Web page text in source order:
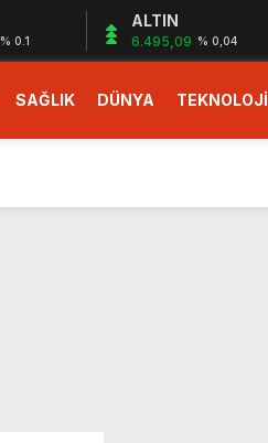
% 0.1
ALTIN
6.495,09 % 0,04
SAĞLIK DÜNYA TEKNOLOJİ